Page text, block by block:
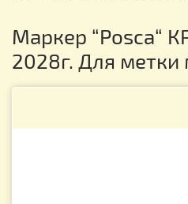
Маркер “Posca“
2028г. Для метки